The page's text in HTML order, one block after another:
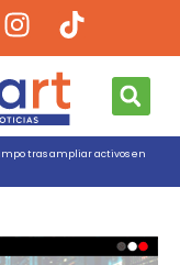
tras ampliar activos en